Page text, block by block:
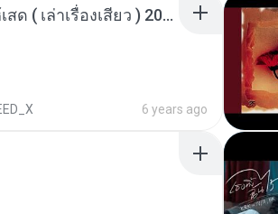
เพื่อนพี่ ช่วยทำให้เสด ( เล่าเรื่องเสียว ) 201.mp3
6 years ago